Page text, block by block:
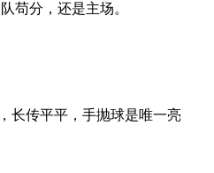
苟分，还是主场。
长传平平，手抛球是唯一亮